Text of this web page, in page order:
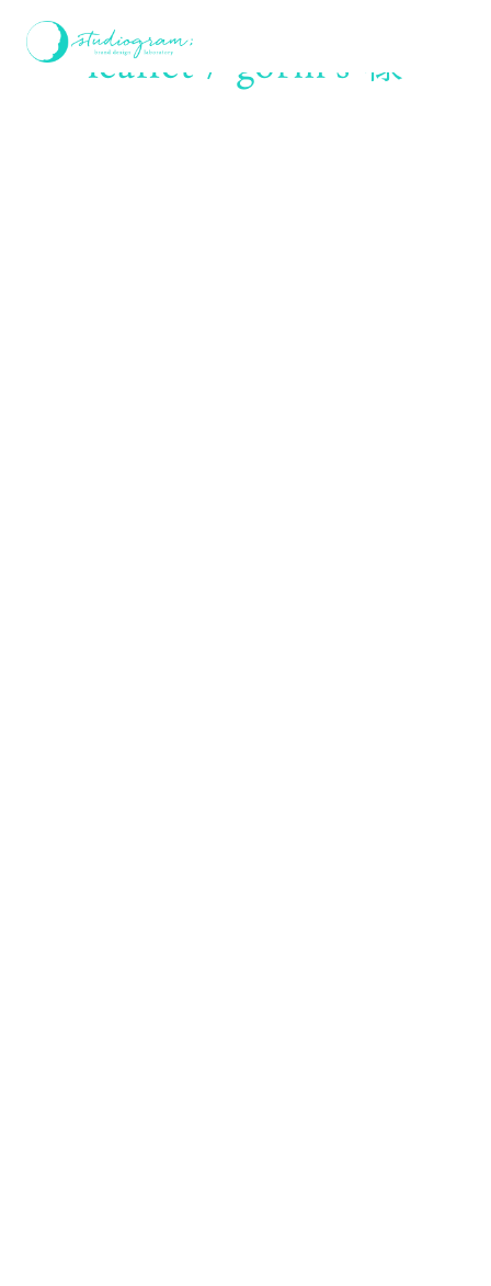
ホーム leaflet / gorm’s 様